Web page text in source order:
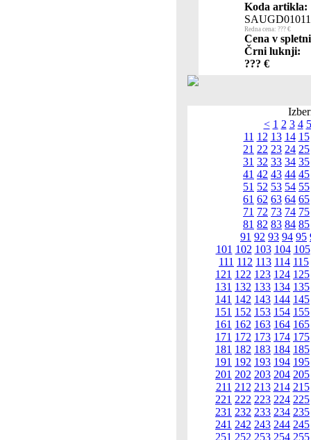
Koda artikla:
Redna cena: ??? €
Cena v spletni
Črni luknji:
??? €
< 1 2 3 4 5
11 12 13 14 15
21 22 23 24 25
31 32 33 34 35
41 42 43 44 45
51 52 53 54 55
61 62 63 64 65
71 72 73 74 75
81 82 83 84 85
91 92 93 94 95
101 102 103 104 105
111 112 113 114 115
121 122 123 124 125
131 132 133 134 135
141 142 143 144 145
151 152 153 154 155
161 162 163 164 165
171 172 173 174 175
181 182 183 184 185
191 192 193 194 195
201 202 203 204 205
211 212 213 214 215
221 222 223 224 225
231 232 233 234 235
241 242 243 244 245
251 252 253 254 255